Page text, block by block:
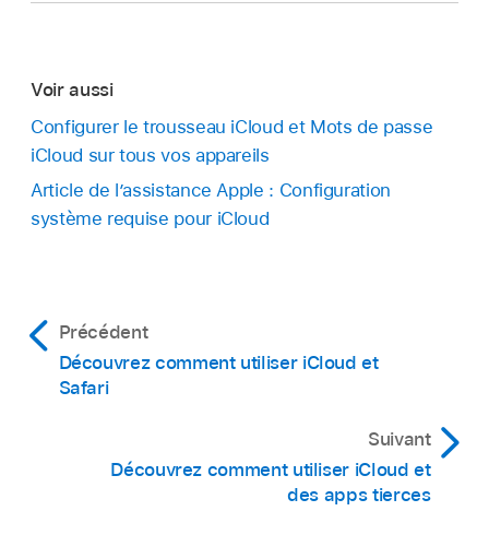
Voir aussi
Configurer le trousseau iCloud et Mots de passe
iCloud sur tous vos appareils
Article de l’assistance Apple : Configuration
système requise pour iCloud
Précédent
Découvrez comment utiliser iCloud et
Safari
Suivant
Découvrez comment utiliser iCloud et
des apps tierces